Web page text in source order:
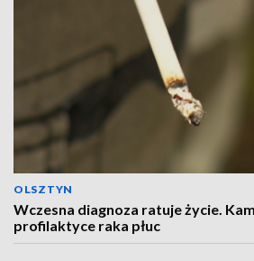
OLSZTYN
Wczesna diagnoza ratuje życie.
profilaktyce raka płuc